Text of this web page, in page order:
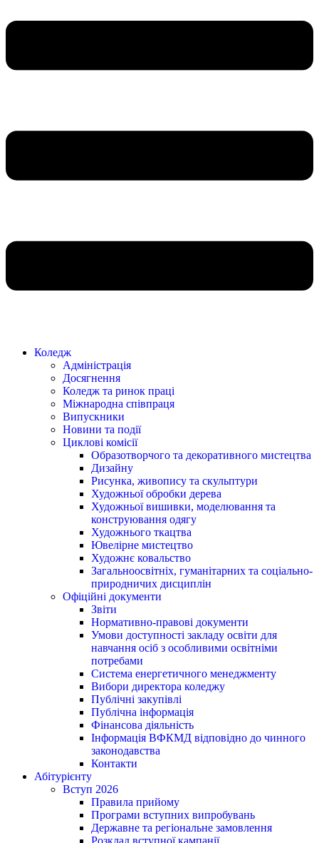
Коледж
Адміністрація
Досягнення
Коледж та ринок праці
Міжнародна співпраця
Випускники
Новини та події
Циклові комісії
Образотворчого та декоративного мистецтва
Дизайну
Рисунка, живопису та скульптури
Художньої обробки дерева
Художньої вишивки, моделювання та
конструювання одягу
Художнього ткацтва
Ювелірне мистецтво
Художнє ковальство
Загальноосвітніх, гуманітарних та соціально-
природничих дисциплін
Офіційні документи
Звіти
Нормативно-правові документи
Умови доступності закладу освіти для
навчання осіб з особливими освітніми
потребами
Система енергетичного менеджменту
Вибори директора коледжу
Публічні закупівлі
Публічна інформація
Фінансова діяльність
Інформація ВФКМД відповідно до чинного
законодавства
Контакти
Абітурієнту
Вступ 2026
Правила прийому
Програми вступних випробувань
Державне та регіональне замовлення
Розклад вступної кампанії